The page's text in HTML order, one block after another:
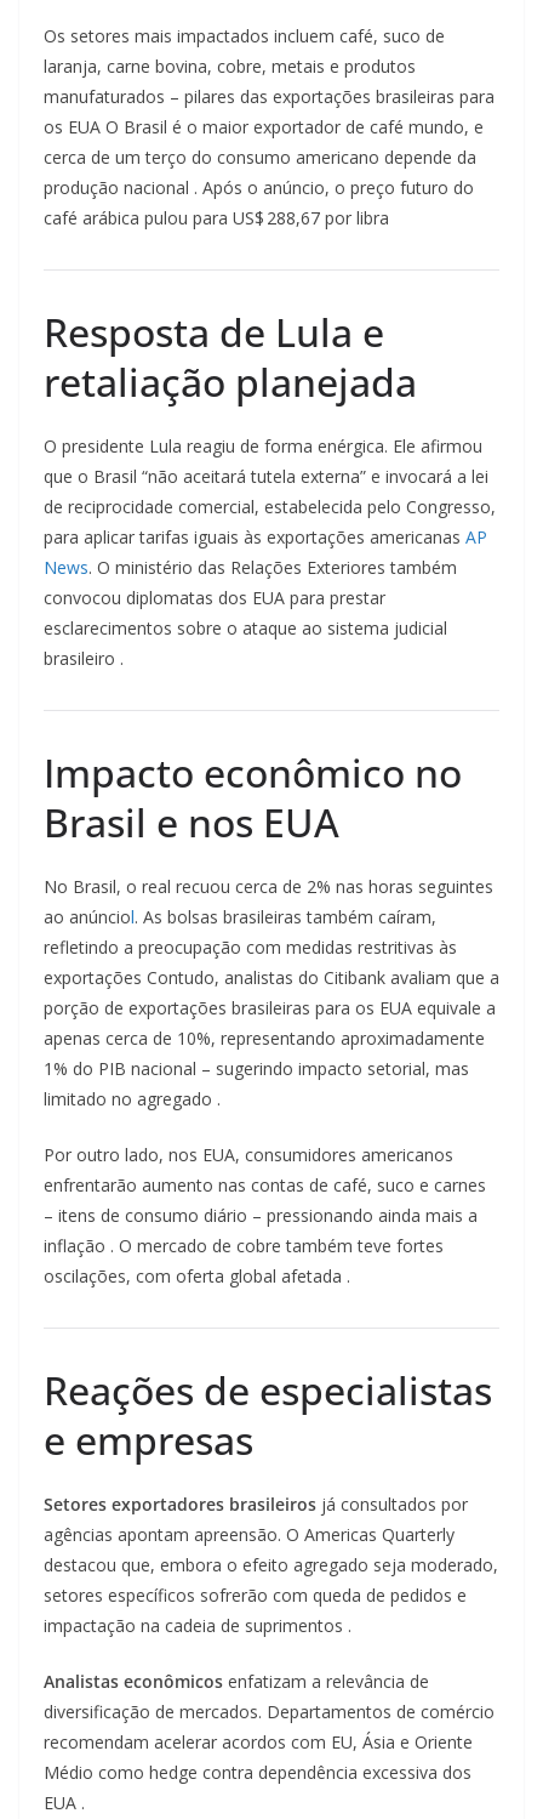
Os setores mais impactados incluem café, suco de
laranja, carne bovina, cobre, metais e produtos
manufaturados – pilares das exportações brasileiras para
os EUA O Brasil é o maior exportador de café mundo, e
cerca de um terço do consumo americano depende da
produção nacional . Após o anúncio, o preço futuro do
café arábica pulou para US$ 288,67 por libra
Resposta de Lula e
retaliação planejada
O presidente Lula reagiu de forma enérgica. Ele afirmou
que o Brasil “não aceitará tutela externa” e invocará a lei
de reciprocidade comercial, estabelecida pelo Congresso,
para aplicar tarifas iguais às exportações americanas AP
News. O ministério das Relações Exteriores também
convocou diplomatas dos EUA para prestar
esclarecimentos sobre o ataque ao sistema judicial
brasileiro .
Impacto econômico no
Brasil e nos EUA
No Brasil, o real recuou cerca de 2% nas horas seguintes
ao anúnciol. As bolsas brasileiras também caíram,
refletindo a preocupação com medidas restritivas às
exportações Contudo, analistas do Citibank avaliam que a
porção de exportações brasileiras para os EUA equivale a
apenas cerca de 10%, representando aproximadamente
1% do PIB nacional – sugerindo impacto setorial, mas
limitado no agregado .
Por outro lado, nos EUA, consumidores americanos
enfrentarão aumento nas contas de café, suco e carnes
– itens de consumo diário – pressionando ainda mais a
inflação . O mercado de cobre também teve fortes
oscilações, com oferta global afetada .
Reações de especialistas
e empresas
Setores exportadores brasileiros já consultados por
agências apontam apreensão. O Americas Quarterly
destacou que, embora o efeito agregado seja moderado,
setores específicos sofrerão com queda de pedidos e
impactação na cadeia de suprimentos .
Analistas econômicos enfatizam a relevância de
diversificação de mercados. Departamentos de comércio
recomendam acelerar acordos com EU, Ásia e Oriente
Médio como hedge contra dependência excessiva dos
EUA .